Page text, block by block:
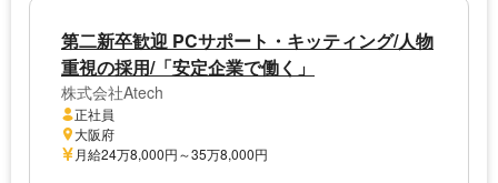
第二新卒歓迎 PCサポート・キッティング/人物
重視の採用/「安定企業で働く」
株式会社Atech
正社員
大阪府
月給24万8,000円～35万8,000円